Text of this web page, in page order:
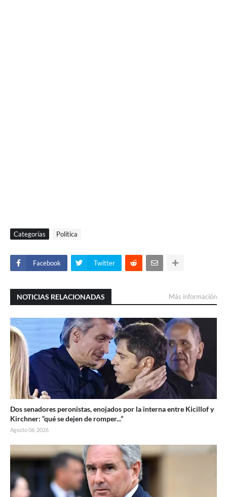
Categorías Politica
Facebook Twitter
NOTICIAS RELACIONADAS Más información
Dos senadores peronistas, enojados por la interna entre Kicillof y
Kirchner: “qué se dejen de romper...”
Agosto 06, 2026